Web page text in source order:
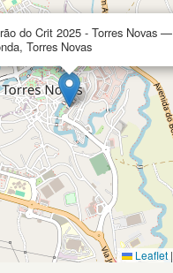
do Crit 2025 - Torres Novas —
Torres Novas
Leaflet |